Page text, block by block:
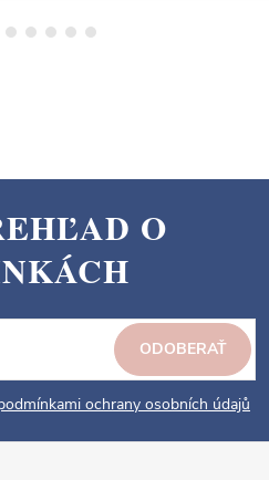
O
ochrany osobních údajů
ODOBERAŤ